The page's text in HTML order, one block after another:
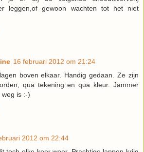
leggen,of gewoon wachten tot het niet
16 februari 2012 om 21:24
boven elkaar. Handig gedaan. Ze zijn
qua tekening en qua kleur. Jammer
is :-)
2012 om 22:44